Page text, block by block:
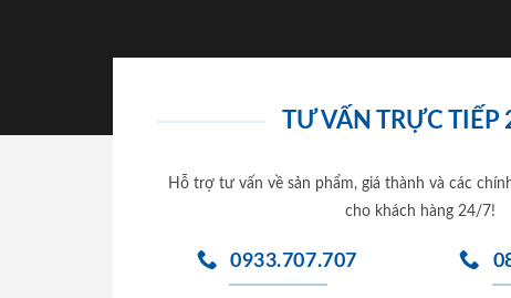
TƯ VẤN TRỰC TIẾP
Hỗ trợ tư vấn về sản phẩm, giá thành và các
cho khách hàng 24/7!
0933.707.707